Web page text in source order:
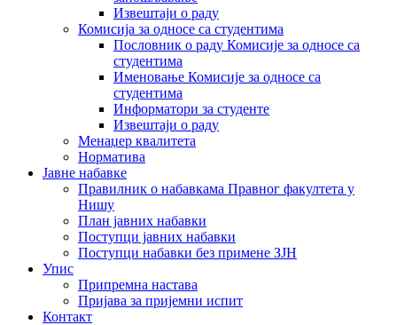
Извештаји о раду
Комисија за односе са студентима
Пословник о раду Комисије за односе са
студентима
Именовање Комисије за односе са
студентима
Информатори за студенте
Извештаји о раду
Менаџер квалитета
Норматива
Јавне набавке
Правилник о набавкама Правног факултета у
Нишу
План јавних набавки
Поступци јавних набавки
Поступци набавки без примене ЗЈН
Упис
Припремна настава
Пријава за пријемни испит
Контакт